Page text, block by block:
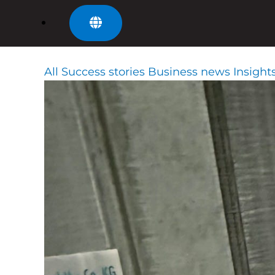
All Success stories Business news